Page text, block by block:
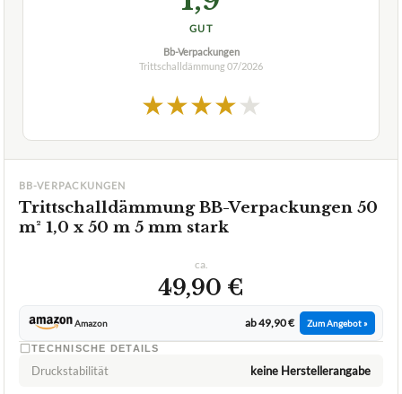
GUT
Bb-Verpackungen
Trittschalldämmung07/2026
★★★★★
BB-VERPACKUNGEN
Trittschalldämmung BB-Verpackungen 50
m² 1,0 x 50 m 5 mm stark
ca.
49,90 €
Amazon ab 49,90 € Zum Angebot »
TECHNISCHE DETAILS
Druckstabilität keine Herstellerangabe